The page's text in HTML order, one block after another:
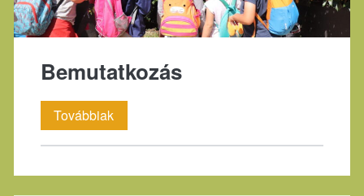
Bemutatkozás
TovábbiakBemutatkozás